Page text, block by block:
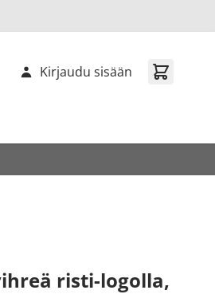
Kirjaudu sisään
risti-logolla,